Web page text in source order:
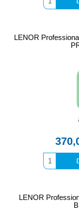
LENOR
LENOR